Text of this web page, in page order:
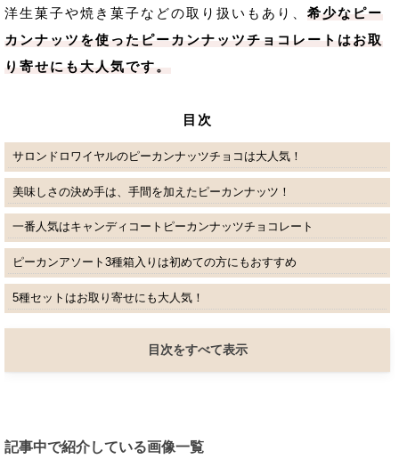
洋生菓子や焼き菓子などの取り扱いもあり、 希少なピー
カンナッツを使ったピーカンナッツチョコレートはお取
り寄せにも大人気です。
目次
サロンドロワイヤルのピーカンナッツチョコは大人気！
美味しさの決め手は、手間を加えたピーカンナッツ！
一番人気はキャンディコートピーカンナッツチョコレート
ピーカンアソート3種箱入りは初めての方にもおすすめ
5種セットはお取り寄せにも大人気！
目次をすべて表示
記事中で紹介している画像一覧